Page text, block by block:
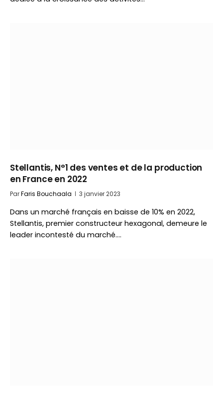
Stellantis, N°1 des ventes et de la production
en France en 2022
ParFaris Bouchaala 3 janvier 2023
Dans un marché français en baisse de 10% en 2022,
Stellantis, premier constructeur hexagonal, demeure le
leader incontesté du marché.…